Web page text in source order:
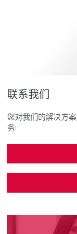
联系我们
您对我们的解决方
务: